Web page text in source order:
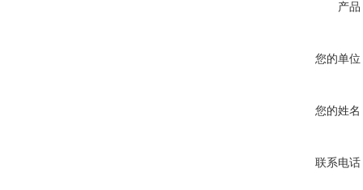
产品
您的单位
您的姓名
联系电话